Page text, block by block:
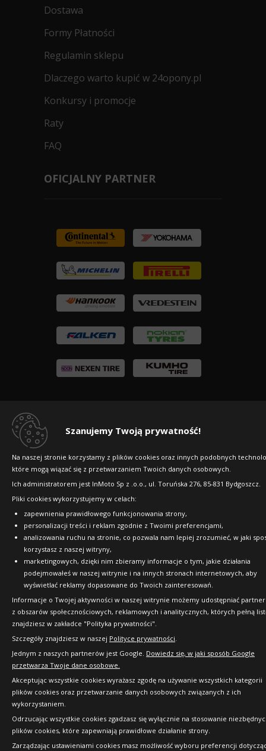
Szanujemy Twoją prywatność!
Na naszej stronie korzystamy z plików cookies oraz innych podobnych
które mogą wiązać się z przetwarzaniem Twoich danych osobowych.
Ich administratorem jest InMoto Sp z .o.o., ul. Toruńska 276, 85-831 Bydgoszcz.
Pliki cookies wykorzystujemy w celach:
zapewnienia prawidłowego funkcjonowania strony,
personalizacji treści i reklam zgodnie z Twoimi preferencjami,
analizowania ruchu na stronie, co pozwala nam lepiej zrozumieć, w jaki
korzystasz z naszej witryny,
marketingowych, dzięki nim zbieramy informacje o tym, jakie działania
podejmowałeś w naszej witrynie i na innych stronach internetowych, aby
wyświetlać reklamy dopasowane do Twoich zainteresowań.
Informacje o Twojej aktywności w naszej witrynie możemy udostępniać
z obszarów społecznościowych, reklamowych i analitycznych, których pełną
znajdziesz w zakładce "Polityka prywatności".
Szczegóły znajdziesz w naszej Polityce prywatności.
Jednym z naszych partnerów jest Google. Dowiedz się, w jaki sposób Google
przetwarza Twoje dane osobowe.
Akceptując wszystkie cookies wyrażasz zgodę na używanie wszystkich kategorii
plików cookies oraz przetwarzanie danych osobowych związanych z ich
wykorzystaniem.
Odrzucając wszystkie cookies zgadzasz się wyłącznie na stosowanie
plików cookies, które zapewniają prawidłowe działanie strony.
Zarządzając ustawieniami cookies masz możliwość wyboru preferencji
Dostawa
Formy Płatności
Regulamin sklepu
Dlaczego warto kupić w 24opony.pl
Konkursy i promocje
Raty
FAQ
OFICJALNY PARTNER
Copyright © 2010-2026 24opony.pl. Wszelkie
prawa zastrzeżone.